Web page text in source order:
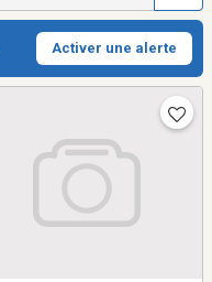
Activer une alerte